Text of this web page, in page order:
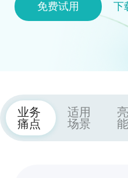
免费试用 下
业务
痛点
适用
场景